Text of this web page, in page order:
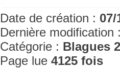
Date de création : 07/
Dernière
Catégorie : Blagues 2
Page lue 4125 fois